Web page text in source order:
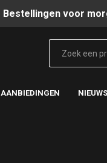
Bestellingen voor
AANBIEDINGEN NIEUWS